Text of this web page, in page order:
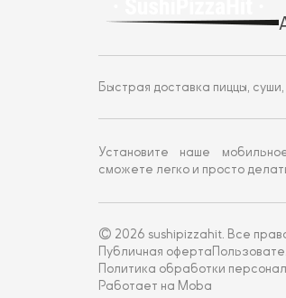
Быстрая доставка пиццы,
Установите наше
сможете легко и просто
© 2026 sushipizzahit. Все
Публичная оферта
Политика обработки
Работает на Moba